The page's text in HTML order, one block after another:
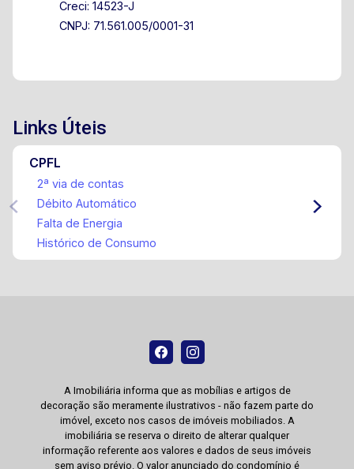
Creci: 14523-J
CNPJ: 71.561.005/0001-31
Links Úteis
CPFL
2ª via de contas
Débito Automático
Falta de Energia
Histórico de Consumo
A Imobiliária informa que as mobílias e artigos de
decoração são meramente ilustrativos - não fazem parte do
imóvel, exceto nos casos de imóveis mobiliados. A
imobiliária se reserva o direito de alterar qualquer
informação referente aos valores e dados de seus imóveis
sem aviso prévio. O valor anunciado do condomínio é